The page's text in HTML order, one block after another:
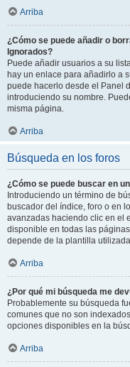
Arriba
¿Cómo se puede añadir o
Ignorados?
Puede añadir usuarios a su
hay un enlace para añadirlo a
puede hacerlo desde el Panel
introduciendo su nombre.
misma página.
Arriba
Búsqueda en los foros
¿Cómo se puede buscar en
Introduciendo un término de
buscador del índice, foro o en
avanzadas haciendo clic en el
disponible en todas las
depende de la plantilla
Arriba
¿Por qué mi búsqueda me
Probablemente su búsqueda
comunes que no son
opciones disponibles en la
Arriba